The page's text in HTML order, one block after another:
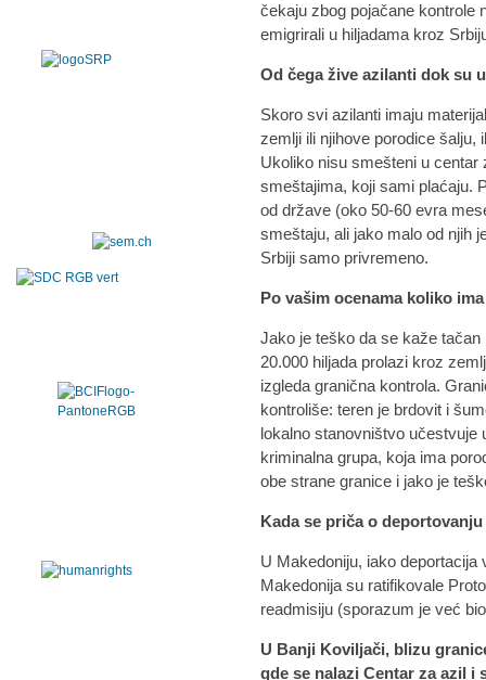
čekaju zbog pojačane kontrole
emigrirali u hiljadama kroz
Od čega žive azilanti dok su
Skoro svi azilanti imaju
zemlji ili njihove porodice šalju,
Ukoliko nisu smešteni u
smeštajima, koji sami plaćaju.
od države (oko 50-60 evra
smeštaju, ali jako malo od njih
Srbiji samo privremeno.
Po vašim ocenama koliko
Jako je teško da se kaže
20.000 hiljada prolazi kroz
izgleda granična kontrola.
kontroliše: teren je brdovit i
lokalno stanovništvo učestvuje
kriminalna grupa, koja ima
obe strane granice i jako je
Kada se priča o
U Makedoniju, iako
Makedonija su ratifikovale
readmisiju (sporazum je već
U Banji Koviljači, blizu
gde se nalazi Centar za azil i